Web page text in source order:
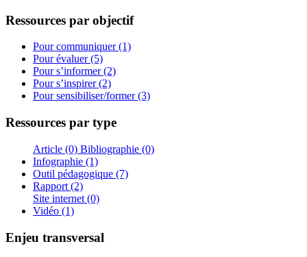
Ressources par objectif
Pour communiquer (1)
Pour évaluer (5)
Pour s’informer (2)
Pour s’inspirer (2)
Pour sensibiliser/former (3)
Ressources par type
Article (0) Bibliographie (0)
Infographie (1)
Outil pédagogique (7)
Rapport (2)
Site internet (0)
Vidéo (1)
Enjeu transversal